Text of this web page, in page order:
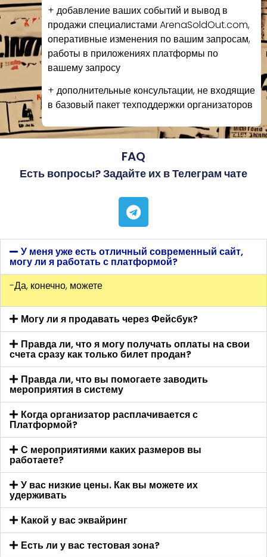
+ добавление ваших событий и вывод в
продажи специалистами ArenaSoldOut.com,
оперативные изменения по вашим запросам,
работы в приложениях платформы по
вашему запросу
+ дополнительные консультации, не входящие
в базовый пакет техподдержки организаторов
FAQ
Есть вопросы? Задайте их в Телеграм чате
У меня уже есть отличный современный сайт,
могу ли я работать с платформой?
-Да, конечно, можете
Могу ли я продавать через Фейсбук?
Правда ли, что я могу получать оплаты на свои
счета сразу как только билет продан?
Правда ли, что вы помогаете заводить
мероприятия в систему
Когда организатор расплачивается с
Платформой?
С мероприятиями каких размеров вы
работаете?
У вас низкие цены. Как вы можете их
удерживать
Какой у вас эквайринг
Есть ли у вас тестовая зона?